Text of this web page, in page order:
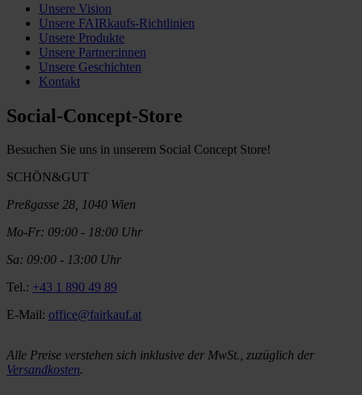
Unsere Vision
Unsere FAIRkaufs-Richtlinien
Unsere Produkte
Unsere Partner:innen
Unsere Geschichten
Kontakt
Social-Concept-Store
Besuchen Sie uns in unserem Social Concept Store!
SCHÖN&GUT
Preßgasse 28, 1040 Wien
Mo-Fr: 09:00 - 18:00 Uhr
Sa: 09:00 - 13:00 Uhr
Tel.: +43 1 890 49 89
E-Mail: office@fairkauf.at
Alle Preise verstehen sich inklusive der MwSt., zuzüglich der
Versandkosten.